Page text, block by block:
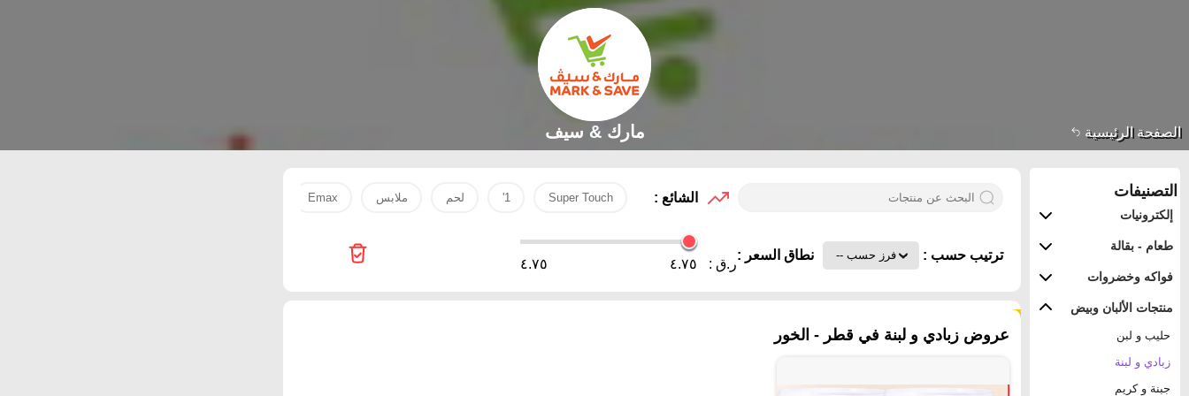
الصفحة الرئيسية مارك & سيف
التصنيفات
إلكترونيات
طعام - بقالة
فواكه وخضروات
منتجات الألبان وبيض
حليب و لبن
زبادي و لبنة
جبنة و كريم
الشائع : Super Touch
1' لحم ملابس Emax
ترتيب حسب : نطاق السعر :
ر.ق : ٤.٧٥ ٤.٧٥
عروض زبادي و لبنة في قطر - الخور